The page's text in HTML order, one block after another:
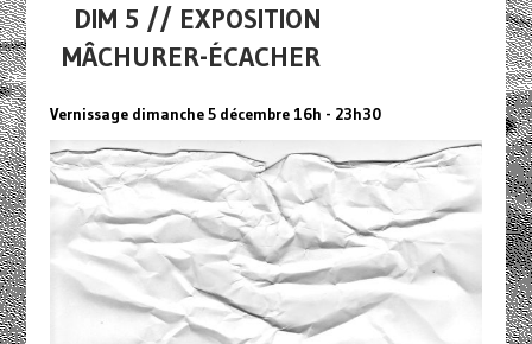
DIM 5 // EXPOSITION
MÂCHURER-ÉCACHER
Vernissage dimanche 5 décembre 16h - 23h30